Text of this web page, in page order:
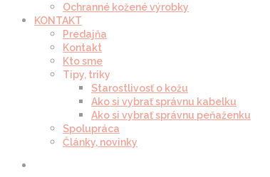
Ochranné kožené výrobky
KONTAKT
Predajňa
Kontakt
Kto sme
Tipy, triky
Starostlivosť o kožu
Ako si vybrať správnu kabelku
Ako si vybrať správnu peňaženku
Spolupráca
Články, novinky